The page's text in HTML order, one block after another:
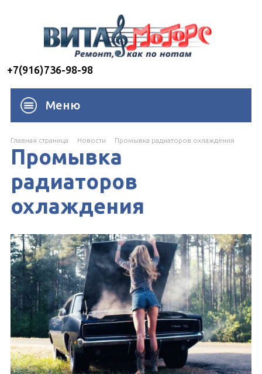
+7(916)736-98-98
Меню
Главная страница Новости Промывка радиаторов охлаждения
Промывка
радиаторов
охлаждения